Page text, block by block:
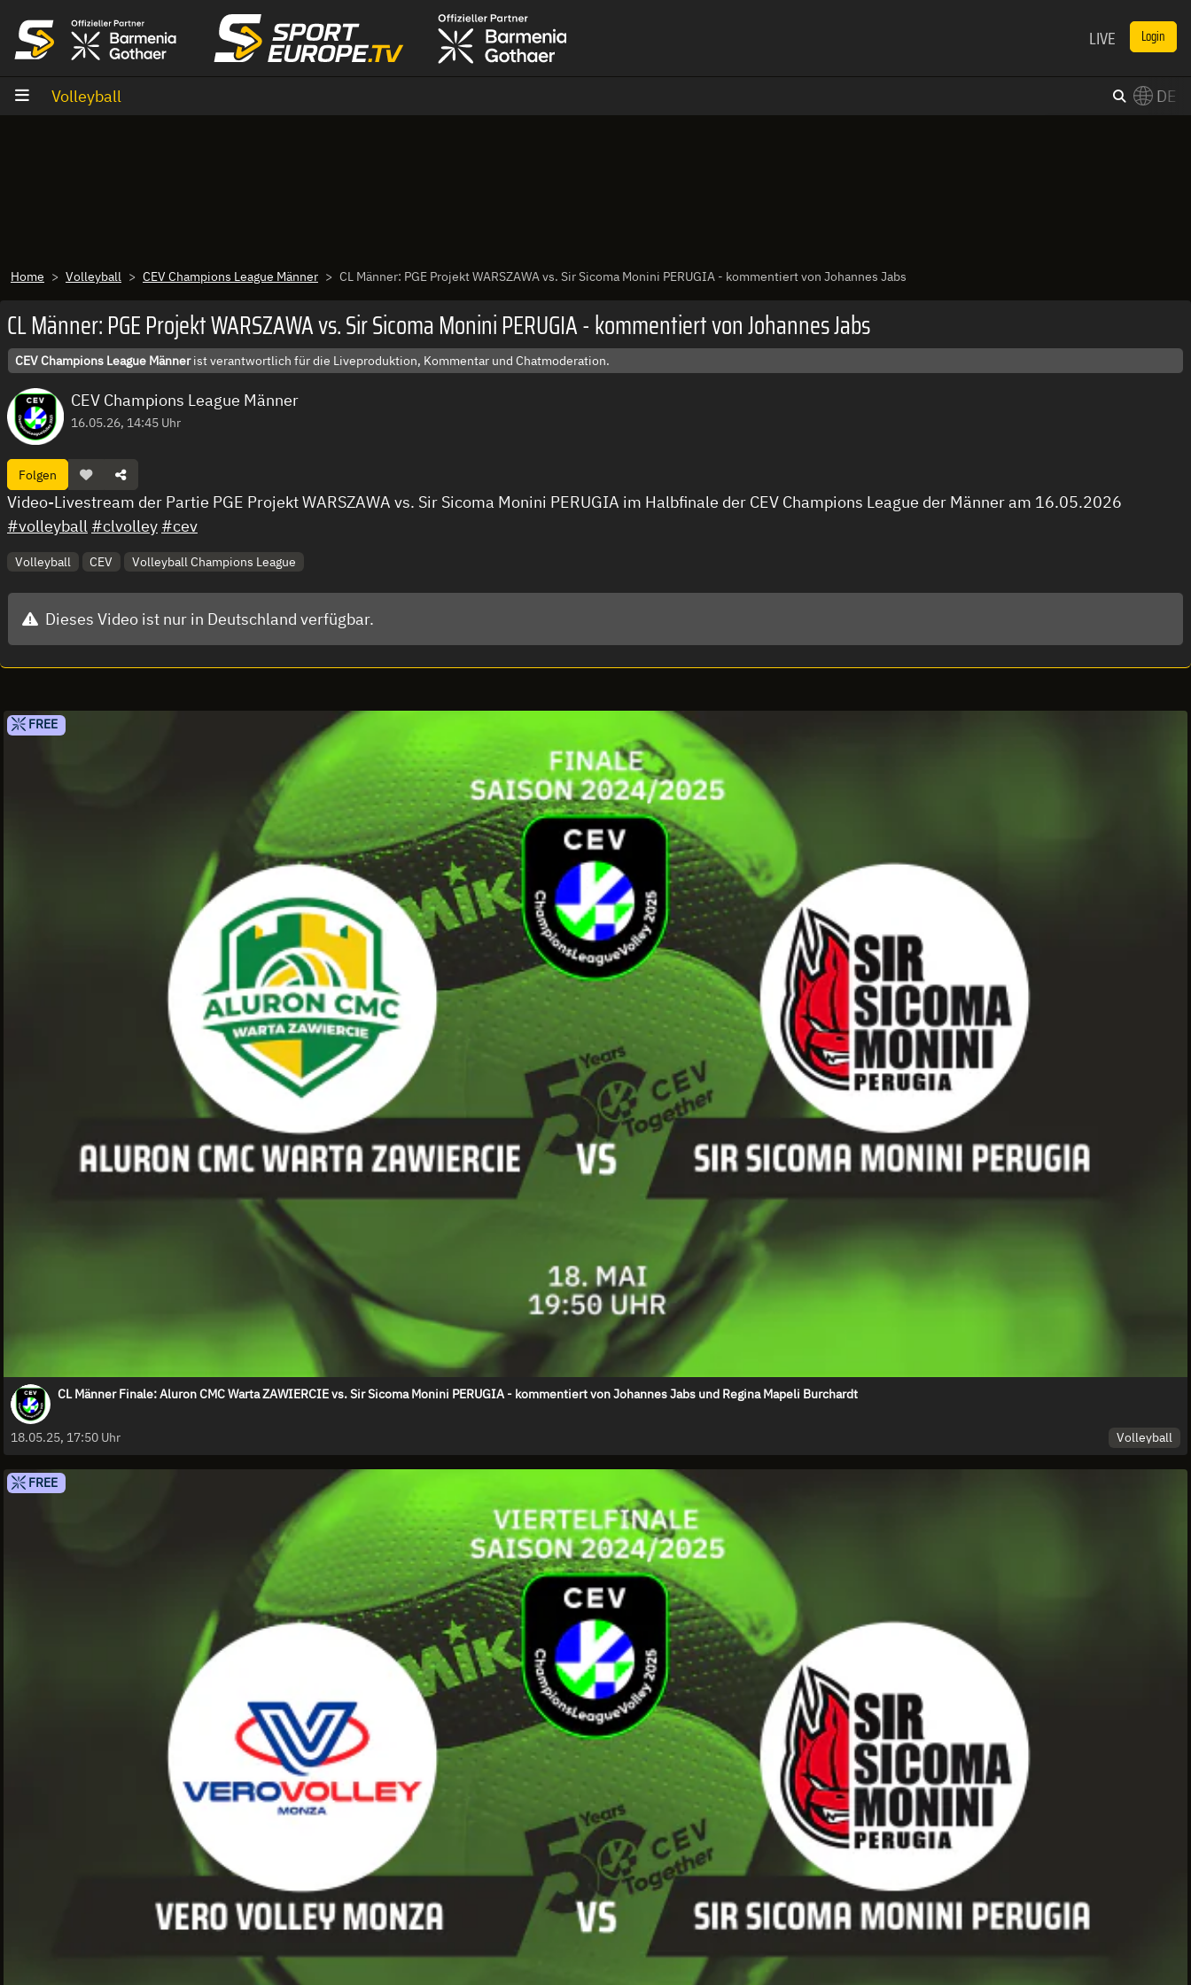
LIVE Login
Volleyball DE
Home Volleyball CEV Champions League Männer CL Männer: PGE Projekt WARSZAWA vs. Sir Sicoma Monini PERUGIA - kommentiert von Johannes Jabs
CL Männer: PGE Projekt WARSZAWA vs. Sir Sicoma Monini PERUGIA - kommentiert von Johannes Jabs
CEV Champions League Männerist verantwortlich für die Liveproduktion, Kommentar und Chatmoderation.
CEV Champions League Männer
16.05.26, 14:45 Uhr
Folgen
Video-Livestream der Partie PGE Projekt WARSZAWA vs. Sir Sicoma Monini PERUGIA im Halbfinale der CEV Champions League der Männer am 16.05.2026
#volleyball #clvolley #cev
Volleyball CEV Volleyball Champions League
Dieses Video ist nur in Deutschland verfügbar.
FREE
CL Männer Finale: Aluron CMC Warta ZAWIERCIE vs. Sir Sicoma Monini PERUGIA - kommentiert von Johannes Jabs und Regina Mapeli Burchardt
18.05.25, 17:50 Uhr Volleyball
FREE